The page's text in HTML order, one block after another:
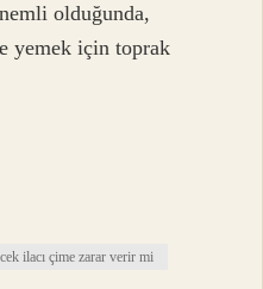
olduğunda,
yemek için toprak
ilacı çime zarar verir mi